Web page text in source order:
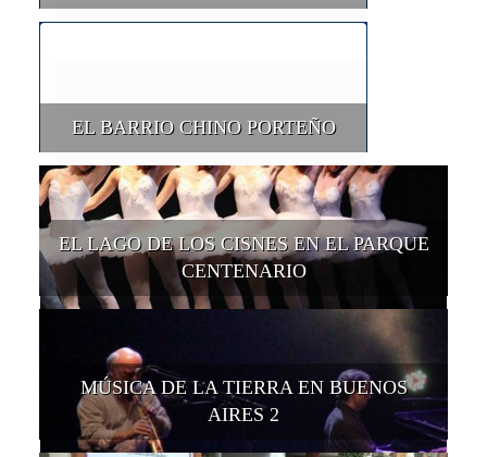
EL BARRIO CHINO PORTEÑO
EL LAGO DE LOS CISNES EN EL PARQUE
CENTENARIO
MÚSICA DE LA TIERRA EN BUENOS
AIRES 2